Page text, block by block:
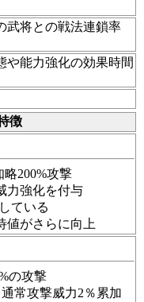
武将との戦法連鎖率
や能力強化の効果時間
徴
略200%攻撃
力強化を付与
ている
値がさらに向上
の攻撃
常攻撃威力2％累加